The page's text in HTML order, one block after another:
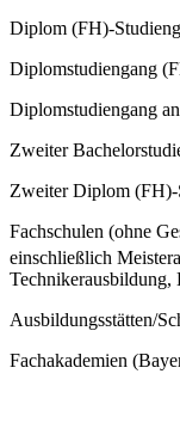
Diplom (FH)-
Diplomstudiengang
Diplomstudiengang
Zweiter
Zweiter Diplom (FH)-
Fachschulen (ohne
einschließlich
Ausbildungsstätten/
Fachakademien